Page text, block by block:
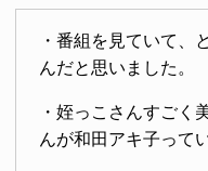
・番組を見ていて、
んだと思いました。
・姪っこさんすごく
んが和田アキ子って